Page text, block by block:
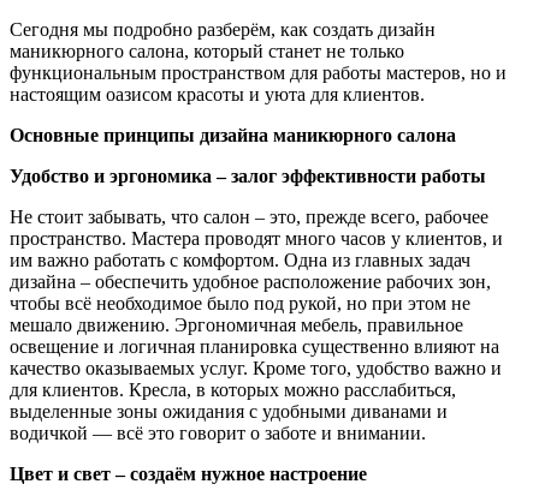
Сегодня мы подробно разберём, как создать дизайн
маникюрного салона, который станет не только
функциональным пространством для работы мастеров, но и
настоящим оазисом красоты и уюта для клиентов.
Основные принципы дизайна маникюрного салона
Удобство и эргономика – залог эффективности работы
Не стоит забывать, что салон – это, прежде всего, рабочее
пространство. Мастера проводят много часов у клиентов, и
им важно работать с комфортом. Одна из главных задач
дизайна – обеспечить удобное расположение рабочих зон,
чтобы всё необходимое было под рукой, но при этом не
мешало движению. Эргономичная мебель, правильное
освещение и логичная планировка существенно влияют на
качество оказываемых услуг. Кроме того, удобство важно и
для клиентов. Кресла, в которых можно расслабиться,
выделенные зоны ожидания с удобными диванами и
водичкой — всё это говорит о заботе и внимании.
Цвет и свет – создаём нужное настроение